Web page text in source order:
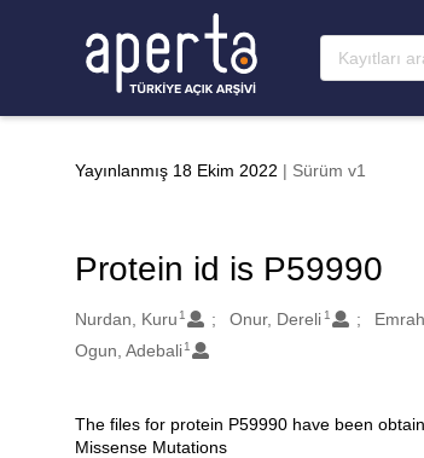
Yayınlanmış 18 Ekim 2022 | Sürüm v1
Protein id is P59990
Oluşturanlar
Nurdan, Kuru 1 Onur, Dereli 1
Ogun, Adebali 1
Açıklama
The files for protein P59990 have been
Missense Mutations